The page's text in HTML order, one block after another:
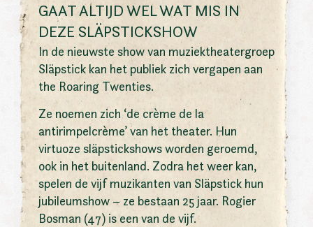
GAAT ALTIJD WEL WAT MIS IN
DEZE SLÄPSTICKSHOW
In de nieuwste show van muziektheatergroep
Släpstick kan het publiek zich vergapen aan
the Roaring Twenties.
Ze noemen zich ‘de crème de la
antirimpelcrème’ van het theater. Hun
virtuoze släpstickshows worden geroemd,
ook in het buitenland. Zodra het weer kan,
spelen de vijf muzikanten van Släpstick hun
jubileumshow – ze bestaan 25 jaar. Rogier
Bosman (47) is een van de vijf.